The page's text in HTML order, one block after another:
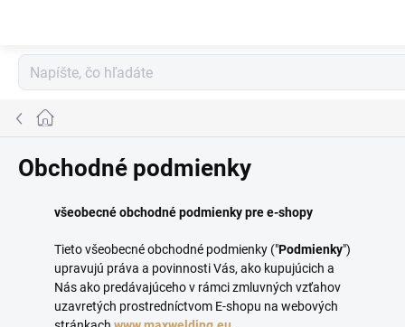
Domov
Obchodné podmienky
všeobecné obchodné podmienky pre e-shopy
Tieto všeobecné obchodné podmienky ("Podmienky")
upravujú práva a povinnosti Vás, ako kupujúcich a
Nás ako predávajúceho v rámci zmluvných vzťahov
uzavretých prostredníctvom E-shopu na webových